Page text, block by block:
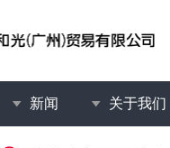
新闻 关于我们